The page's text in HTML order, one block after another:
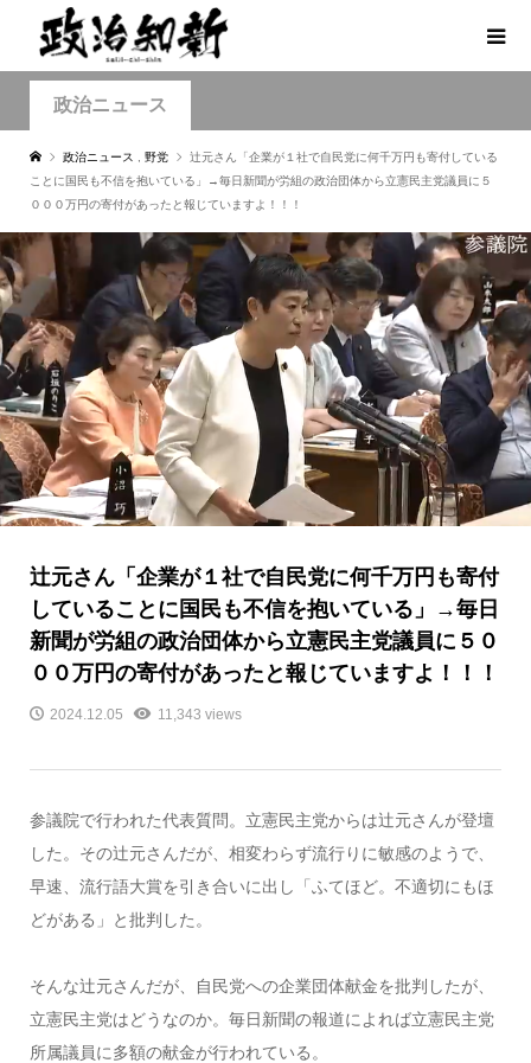
政治ニュース
政治ニュース 野党
辻元さん「企業が１社で自民党に何千万円も寄付している
ことに国民も不信を抱いている」→毎日新聞が労組の政治団体から立憲民主党議員に５
０００万円の寄付があったと報じていますよ！！！
辻元さん「企業が１社で自民党に何千万円も寄付
していることに国民も不信を抱いている」→毎日
新聞が労組の政治団体から立憲民主党議員に５０
００万円の寄付があったと報じていますよ！！！
2024.12.05 11,343 views
参議院で行われた代表質問。立憲民主党からは辻元さんが登壇
した。その辻元さんだが、相変わらず流行りに敏感のようで、
早速、流行語大賞を引き合いに出し「ふてほど。不適切にもほ
どがある」と批判した。
そんな辻元さんだが、自民党への企業団体献金を批判したが、
立憲民主党はどうなのか。毎日新聞の報道によれば立憲民主党
所属議員に多額の献金が行われている。